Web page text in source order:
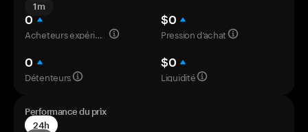
1m
0
Acheteurs expérimentés
$0
Pression d’achat
0
Détenteurs
$0
Liquidité
Performance du prix
24h